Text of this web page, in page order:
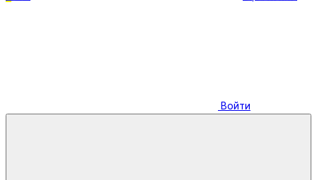
Войти